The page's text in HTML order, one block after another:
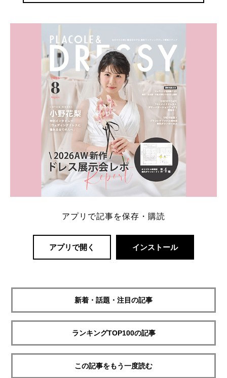
アプリで記事を保存・購読
アプリで開く インストール
新着・話題・注目の記事
ランキングTOP100の記事
この記事をもう一度読む